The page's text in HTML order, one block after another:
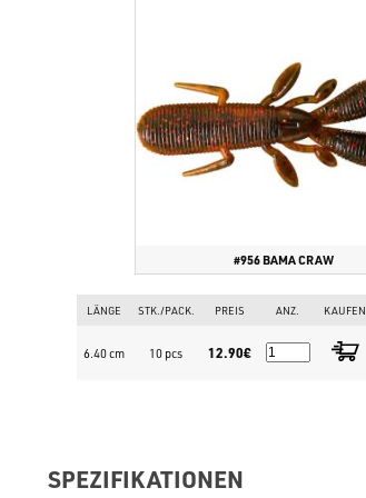
#956 BAMA CRAW
LÄNGE STK./PACK. PREIS ANZ. KAUFEN
6.40 cm 10 pcs 12.90€
SPEZIFIKATIONEN